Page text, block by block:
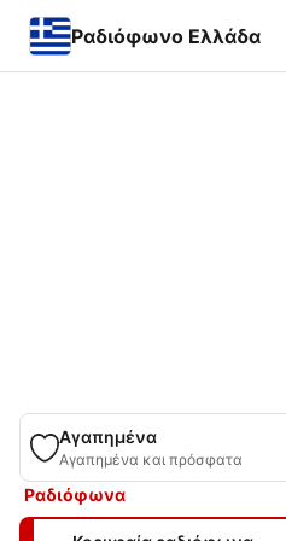
Ραδιόφωνο Ελλάδα
Αγαπημένα
Αγαπημένα και πρόσφατα
Ραδιόφωνα